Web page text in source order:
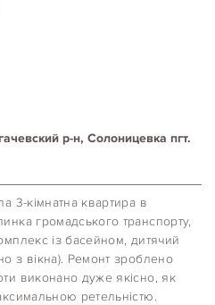
р-н, Солоницевка пгт.
3-кімнатна квартира в
громадського транспорту,
із басейном, дитячий
з вікна). Ремонт зроблено
виконано дуже якісно, як
ретельністю.